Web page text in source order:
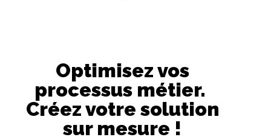
Optimisez vos
processus métier.
Créez votre solution
sur mesure !